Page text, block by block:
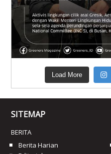
Load More
SITEMAP
BERITA
Berita Harian